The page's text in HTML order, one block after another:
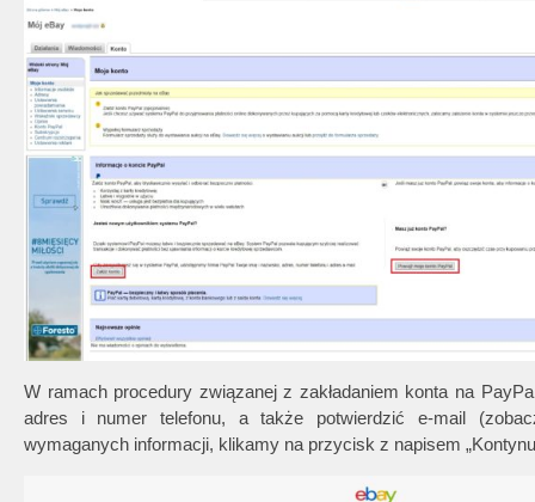
W ramach procedury związanej z zakładaniem konta na
adres i numer telefonu, a także potwierdzić e-mail
wymaganych informacji, klikamy na przycisk z napisem